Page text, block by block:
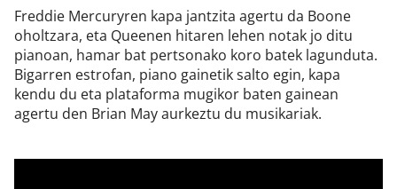
Freddie Mercuryren kapa jantzita agertu da Boone
oholtzara, eta Queenen hitaren lehen notak jo ditu
pianoan, hamar bat pertsonako koro batek lagunduta.
Bigarren estrofan, piano gainetik salto egin, kapa
kendu du eta plataforma mugikor baten gainean
agertu den Brian May aurkeztu du musikariak.